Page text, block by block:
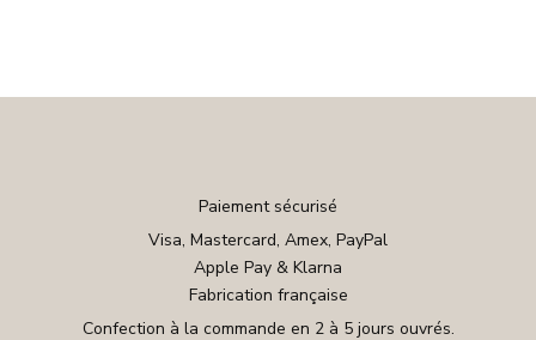
Paiement sécurisé
Visa, Mastercard, Amex, PayPal
Apple Pay & Klarna
Fabrication française
Confection à la commande en 2 à 5 jours ouvrés.